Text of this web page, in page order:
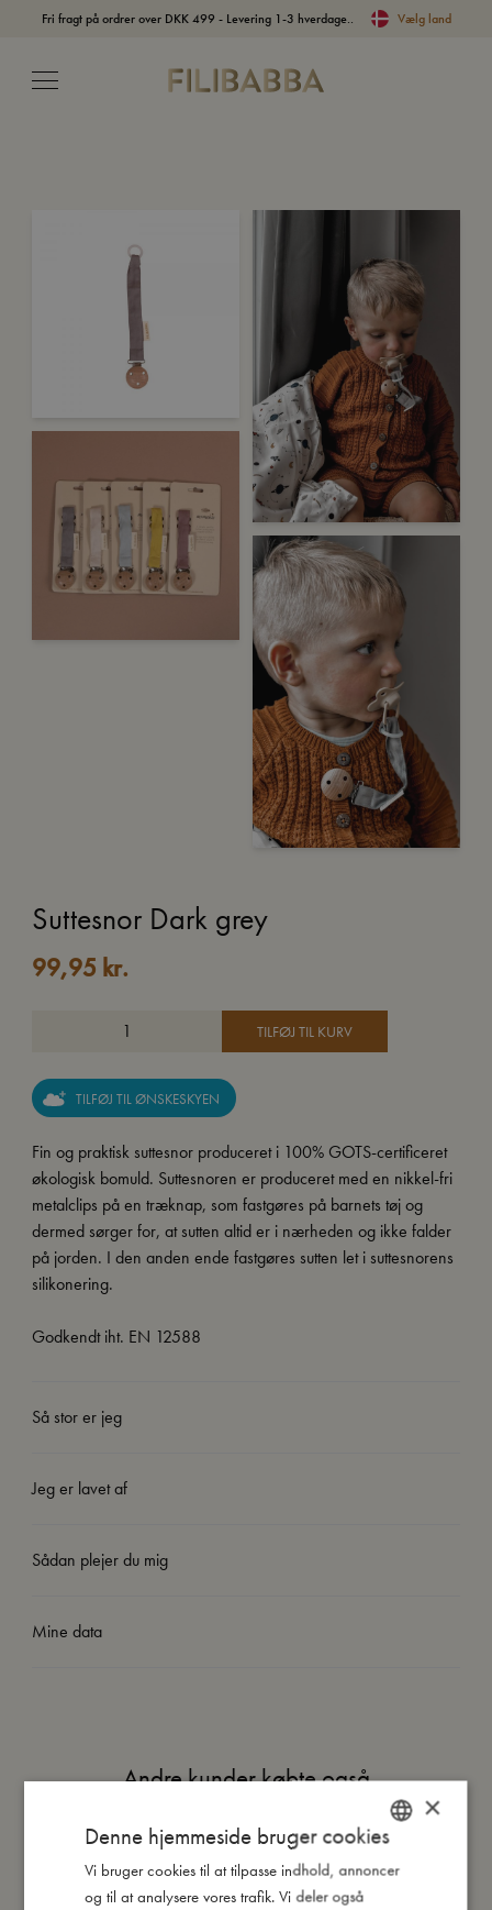
Fri fragt på ordrer over DKK 499 - Levering 1-3 hverdage.. Vælg land
Suttesnor Dark grey
99,95 kr.
TILFØJ TIL KURV
TILFØJ TIL ØNSKESKYEN
Fin og praktisk suttesnor produceret i 100% GOTS-certificeret
økologisk bomuld. Suttesnoren er produceret med en nikkel-fri
metalclips på en træknap, som fastgøres på barnets tøj og
dermed sørger for, at sutten altid er i nærheden og ikke falder
på jorden. I den anden ende fastgøres sutten let i suttesnorens
silikonering.
Godkendt iht. EN 12588
Så stor er jeg
Jeg er lavet af
Sådan plejer du mig
Mine data
Andre kunder købte også
DANISH
×
Denne hjemmeside bruger cookies
Vi bruger cookies til at tilpasse indhold, annoncer
og til at analysere vores trafik. Vi deler også